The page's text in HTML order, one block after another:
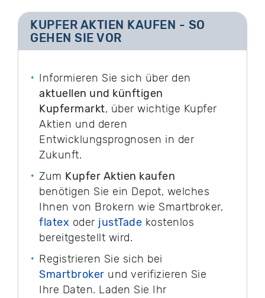
KUPFER AKTIEN KAUFEN - SO
GEHEN SIE VOR
Informieren Sie sich über den
aktuellen und künftigen
Kupfermarkt, über wichtige Kupfer
Aktien und deren
Entwicklungsprognosen in der
Zukunft.
Zum Kupfer Aktien kaufen
benötigen Sie ein Depot, welches
Ihnen von Brokern wie Smartbroker,
flatex oder justTade kostenlos
bereitgestellt wird.
Registrieren Sie sich bei
Smartbroker und verifizieren Sie
Ihre Daten. Laden Sie Ihr